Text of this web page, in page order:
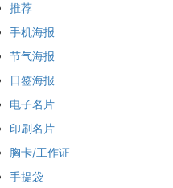
推荐
手机海报
节气海报
日签海报
电子名片
印刷名片
胸卡/工作证
手提袋